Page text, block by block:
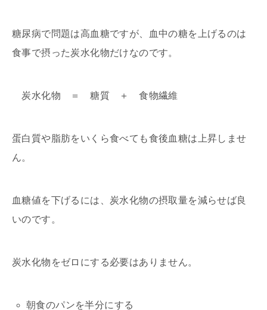
糖尿病で問題は高血糖ですが、血中の糖を上げるのは
食事で摂った炭水化物だけなのです。
炭水化物 ＝ 糖質 ＋ 食物繊維
蛋白質や脂肪をいくら食べても食後血糖は上昇しませ
ん。
血糖値を下げるには、炭水化物の摂取量を減らせば良
いのです。
炭水化物をゼロにする必要はありません。
朝食のパンを半分にする